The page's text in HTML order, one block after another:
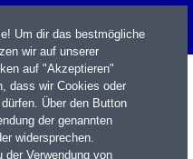
Um dir das bestmögliche
wir auf unserer
auf "Akzeptieren"
dass wir Cookies oder
Über den Button
der genannten
widersprechen.
der Verwendung von